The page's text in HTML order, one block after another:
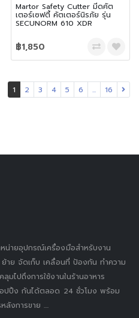
Martor Safety Cutter มีดคัต
เตอร์เซฟตี้ คัตเตอร์นิรภัย รุ่น
SECUNORM 610 XDR
฿1,850
1 2 3 4 5 6 ... 16
น่ายอุปกรณ์เครื่องมือสำหรับงาน
าย จัดเก็บ เคลื่อนที่ ป้องกัน ทำความ
มไปถึงการใช้งานในร้านอาหาร
ปปิ้ง กันได้ตลอด 24 ชั่วโมง พร้อม
งการขาย ....